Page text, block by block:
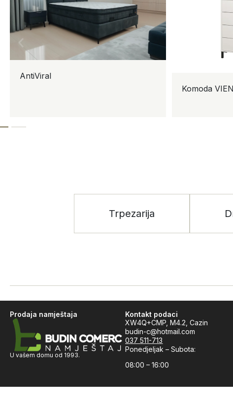
AntiViral
Komoda
Trpezarija
Prodaja namještaja
U vašem domu od 1993.
Kontakt podaci
XW4Q+CMP, M4.2, Cazin
budin-c@hotmail.com
037 511-713
Ponedjeljak – Subota:
08:00 – 16:00